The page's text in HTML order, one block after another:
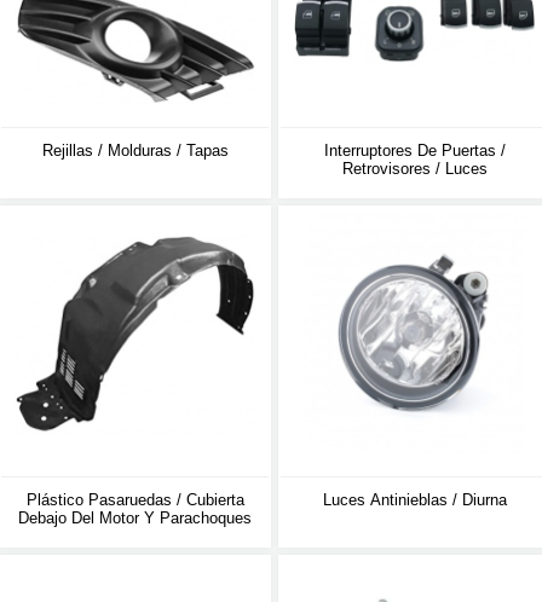
Rejillas / Molduras / Tapas
Interruptores De Puertas /
Retrovisores / Luces
Plástico Pasaruedas / Cubierta
Debajo Del Motor Y Parachoques
Luces Antinieblas / Diurna